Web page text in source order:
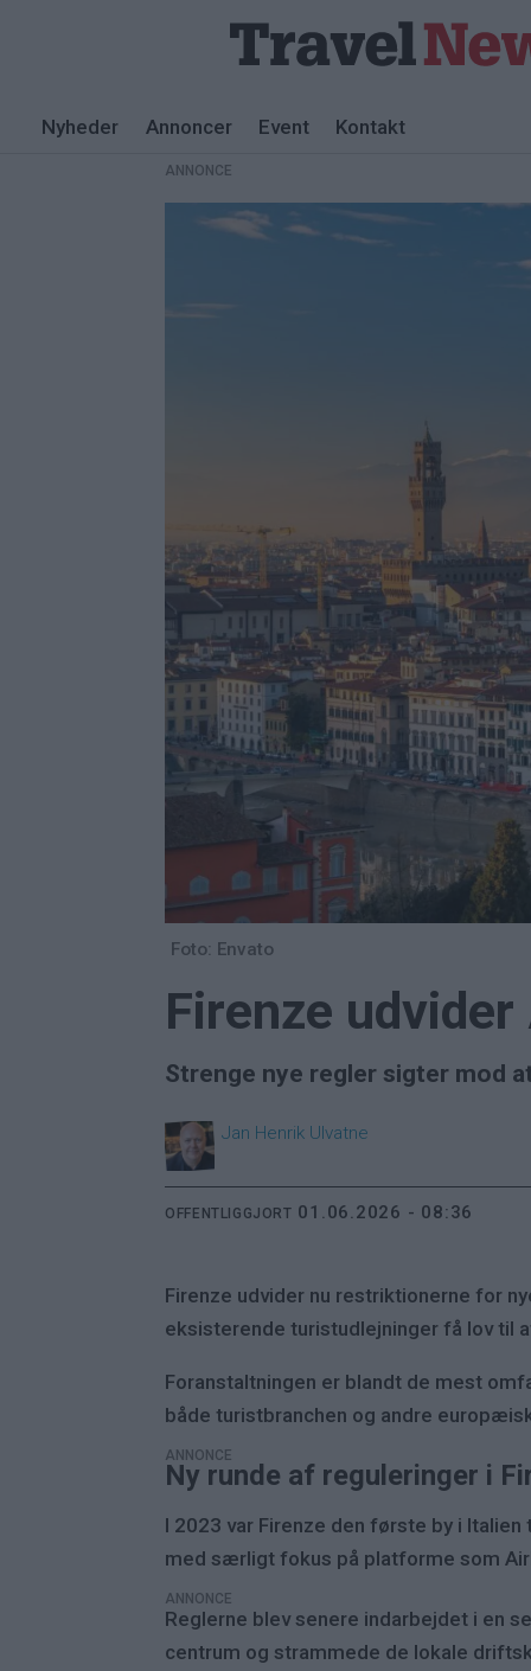
Nyheder Annoncer Event Kontakt
ANNONCE
Foto: Envato
Firenze
Strenge nye regler sigter mod
Jan Henrik Ulvatne
OFFENTLIGGJORT 01.06.2026 - 08:36
Firenze udvider nu restriktionerne for
eksisterende turistudlejninger få lov til
Foranstaltningen er blandt de mest
både turistbranchen og andre
ANNONCE
Ny runde af reguleringer i
I 2023 var Firenze den første by i
med særligt fokus på platforme som
ANNONCE
Reglerne blev senere indarbejdet i en
centrum og strammede de lokale